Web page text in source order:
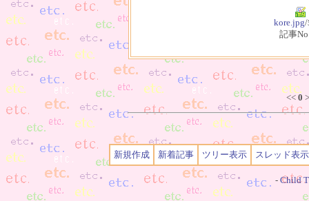
kore.jpg/
記事
<< 0
新規作成 新着記事 ツリー表示 スレッド表示
- Child